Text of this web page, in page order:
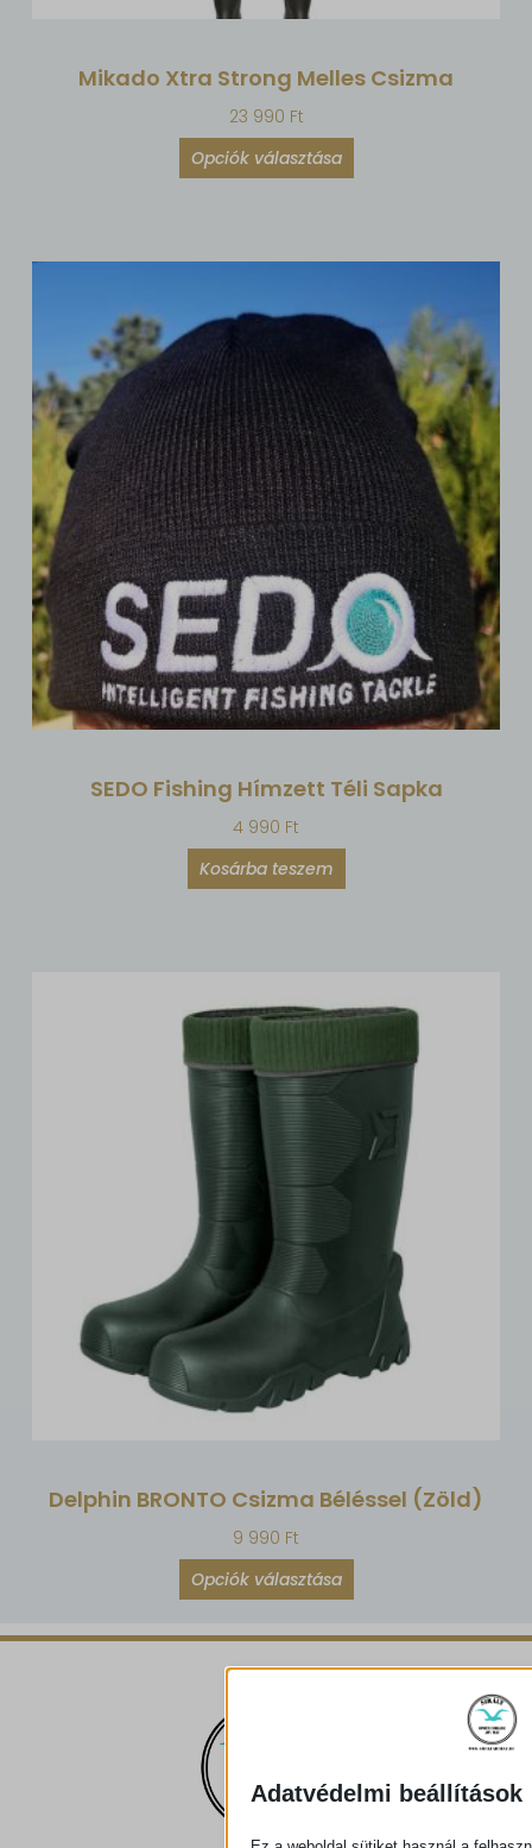
Mikado Xtra Strong Melles Csizma
23 990 Ft
Opciók választása
SEDO Fishing Hímzett Téli Sapka
4 990 Ft
Kosárba teszem
Delphin BRONTO Csizma Béléssel (zöld)
9 990 Ft
Opciók választása
Adatvédelmi beállítások